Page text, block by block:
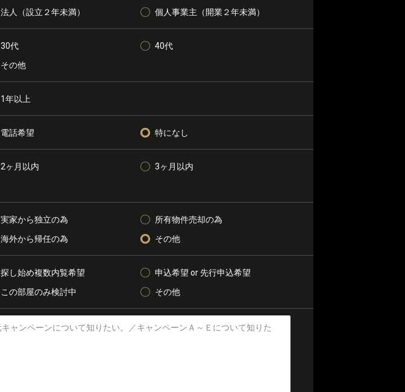
法人（設立２年未満） 個人事業主（開業２年未満）
30代
40代
その他
1年以上
電話希望 特になし
2ヶ月以内
3ヶ月以内
実家から独立の為
所有物件売却の為
海外から帰任の為 その他
探し始め複数内覧希望
申込希望 or 先行申込希望
この部屋のみ検討中 その他